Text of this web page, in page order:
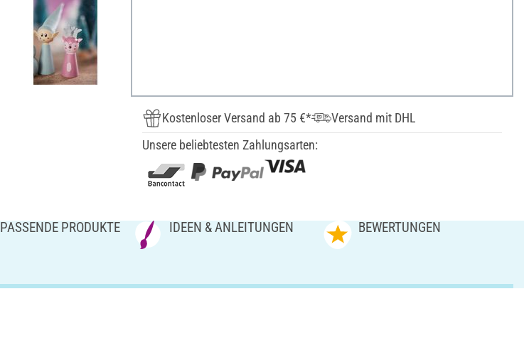
Kostenloser Versand ab 75 €*
Versand mit DHL
Unsere beliebtesten Zahlungsarten:
PASSENDE PRODUKTE IDEEN & ANLEITUNGEN BEWERTUNGEN